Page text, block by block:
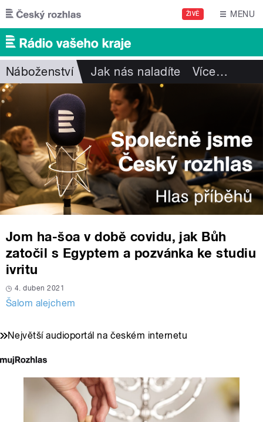
Přejít k hlavnímu obsahu
ŽIVĚ MENU
Náboženství Jak nás naladíte Více…
Jom ha-šoa v době covidu, jak Bůh
zatočil s Egyptem a pozvánka ke studiu
ivritu
4. duben 2021
Šalom alejchem
Největší audioportál na českém internetu